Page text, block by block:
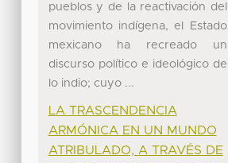
pueblos y de la reactivación del
movimiento indígena, el Estado
mexicano ha recreado un
discurso político e ideológico de
lo indio; cuyo ...
LA TRASCENDENCIA
ARMÓNICA EN UN MUNDO
ATRIBULADO, A TRAVÉS DE